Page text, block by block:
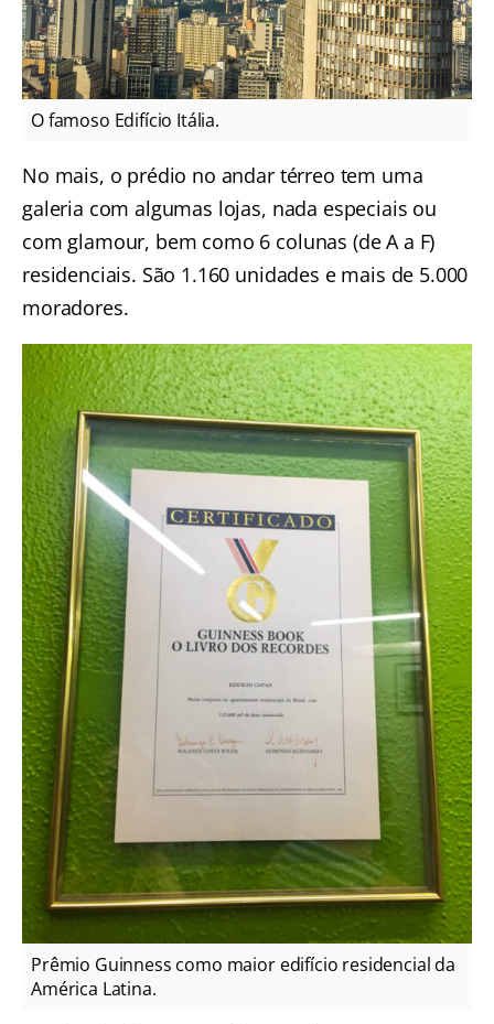
O famoso Edifício Itália.
No mais, o prédio no andar térreo tem uma
galeria com algumas lojas, nada especiais ou
com glamour, bem como 6 colunas (de A a F)
residenciais. São 1.160 unidades e mais de 5.000
moradores.
Prêmio Guinness como maior edifício residencial da
América Latina.